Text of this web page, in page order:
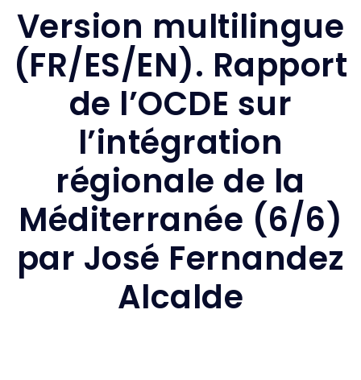
Version multilingue
(FR/ES/EN). Rapport
de l’OCDE sur
l’intégration
régionale de la
Méditerranée (6/6)
par José Fernandez
Alcalde